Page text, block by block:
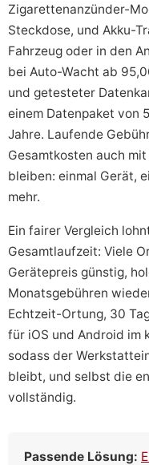
Zigarettenanzünder-
Steckdose, und Akku-
Fahrzeug oder in den
bei Auto-Wacht ab
und getesteter
einem Datenpaket von
Jahre. Laufende
Gesamtkosten auch
bleiben: einmal Gerät,
mehr.
Ein fairer Vergleich
Gesamtlaufzeit: Viele
Gerätepreis günstig,
Monatsgebühren
Echtzeit-Ortung, 30
für iOS und Android im
sodass der
bleibt, und selbst die
vollständig.
Passende Lösung: